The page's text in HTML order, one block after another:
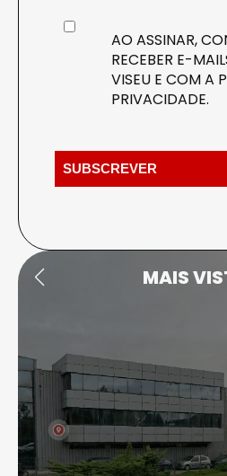
AO ASSINAR,
RECEBER E-
VISEU E COM A
PRIVACIDADE.
MAIS